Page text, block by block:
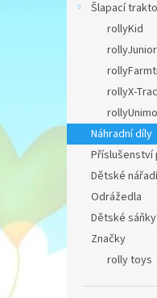
Šlapací
rollyKid
rollyJunior
rollyX-Trac
Náhradní díly
Příslušenství
Dětské
Odrážedla
Dětské sáňky
Značky
rolly toys